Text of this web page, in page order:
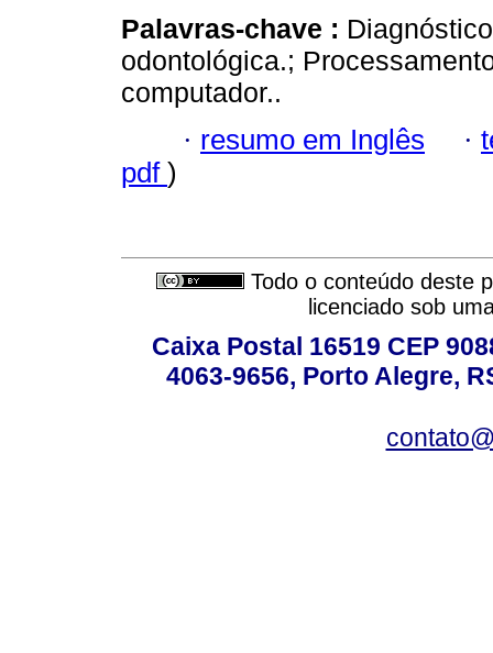
Palavras-chave :
odontológica.;
computador..
· resumo em Inglês ·
pdf )
Todo o conteúdo deste
licenciado sob
Caixa Postal 16519 CEP
4063-9656, Porto Alegre,